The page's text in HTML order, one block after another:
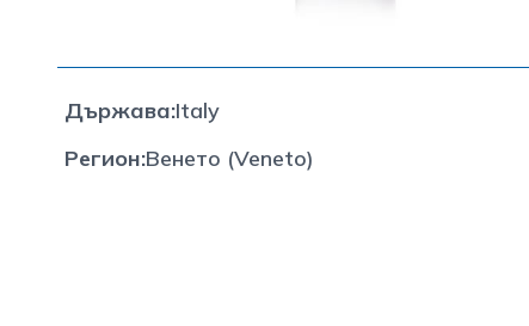
Държава:Italy
Регион:Венето (Veneto)